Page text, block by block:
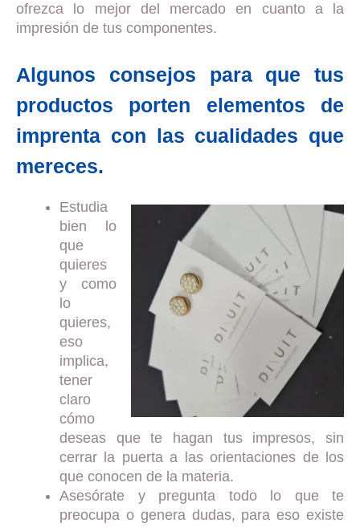
ofrezca lo mejor del mercado en cuanto a la
impresión de tus componentes.
Algunos consejos para que tus
productos porten elementos de
imprenta con las cualidades que
mereces.
Estudia
bien lo
que
quieres
y como
lo
quieres,
eso
implica,
tener
claro
cómo
deseas que te hagan tus impresos, sin
cerrar la puerta a las orientaciones de los
que conocen de la materia.
Asesórate y pregunta todo lo que te
preocupa o genera dudas, para eso existe